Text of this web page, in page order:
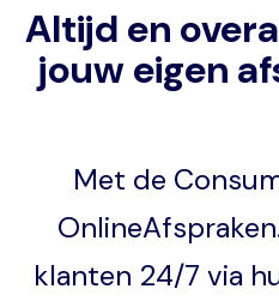
Altijd en
jouw eigen
Met de
klanten 24/7 via